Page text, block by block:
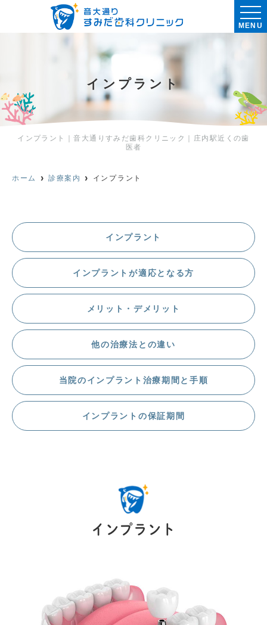
MENU
インプラント
インプラント｜音大通りすみだ歯科クリニック｜庄内駅近くの歯
医者
ホーム 診療案内 インプラント
インプラント
インプラントが適応となる方
メリット・デメリット
他の治療法との違い
当院のインプラント治療期間と手順
インプラントの保証期間
インプラント